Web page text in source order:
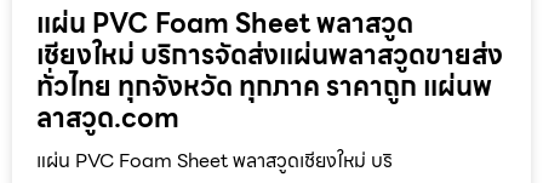
แผ่น PVC Foam Sheet พลาสวูด
เชียงใหม่ บริการจัดส่งแผ่นพลาสวูดขายส่ง
ทั่วไทย ทุกจังหวัด ทุกภาค ราคาถูก แผ่นพ
ลาสวูด.com
แผ่น PVC Foam Sheet พลาสวูดเชียงใหม่ บริ